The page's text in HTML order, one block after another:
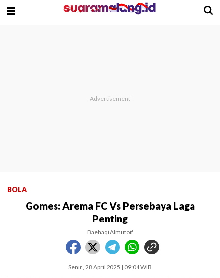
BOLA
Gomes: Arema FC Vs Persebaya Laga
Penting
Baehaqi Almutoif
Senin, 28 April 2025 | 09:04 WIB